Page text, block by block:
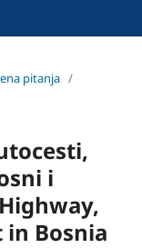
pitanja /
i
in Bosnia